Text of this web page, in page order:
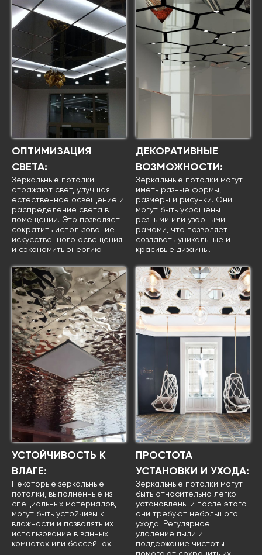
ОПТИМИЗАЦИЯ
СВЕТА:
Зеркальные потолки
отражают свет, улучшая
естественное освещение и
распределение света в
помещении. Это позволяет
сократить использование
искусственного освещения
и сэкономить энергию.
ДЕКОРАТИВНЫЕ
ВОЗМОЖНОСТИ:
Зеркальные потолки могут
иметь разные формы,
размеры и рисунки. Они
могут быть украшены
резными или узорными
рамами, что позволяет
создавать уникальные и
красивые дизайны.
УСТОЙЧИВОСТЬ К
ВЛАГЕ:
Некоторые зеркальные
потолки, выполненные из
специальных материалов,
могут быть устойчивы к
влажности и позволять их
использование в ванных
комнатах или бассейнах.
ПРОСТОТА
УСТАНОВКИ И УХОДА:
Зеркальные потолки могут
быть относительно легко
установлены и после этого
они требуют небольшого
ухода. Регулярное
удаление пыли и
поддержание чистоты